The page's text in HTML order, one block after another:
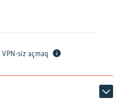
360p 480p
1080p
VPN-siz açmaq